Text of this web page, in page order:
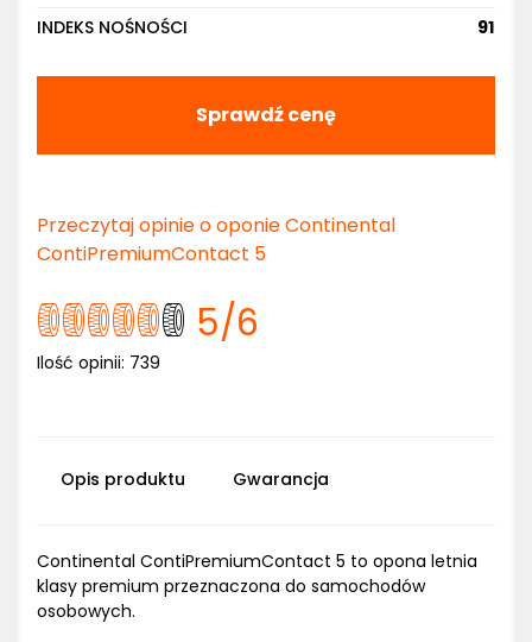
INDEKS NOŚNOŚCI
91
Sprawdź cenę
Przeczytaj opinie o oponie Continental
ContiPremiumContact 5
5/6
Ilość opinii: 739
Opis produktu Gwarancja
Continental ContiPremiumContact 5 to opona letnia
klasy premium przeznaczona do samochodów
osobowych.